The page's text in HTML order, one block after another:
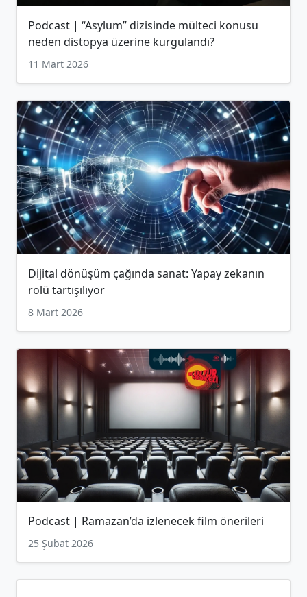
Podcast | “Asylum” dizisinde mülteci konusu
neden distopya üzerine kurgulandı?
11 Mart 2026
Dijital dönüşüm çağında sanat: Yapay zekanın
rolü tartışılıyor
8 Mart 2026
Podcast | Ramazan’da izlenecek film önerileri
25 Şubat 2026